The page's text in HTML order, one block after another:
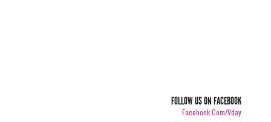
FOLLOW US ON FACEBOOK
Facebook.com/vday